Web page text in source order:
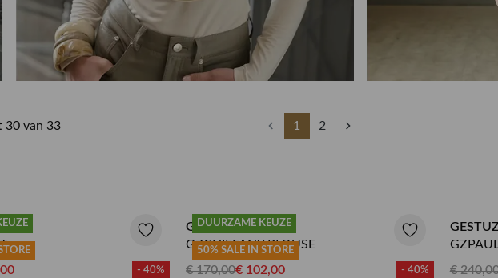
Herenkappers de Vos
30 van 33 1 2
- 40%
DUURZAME KEUZE
50% SALE IN STORE
GESTUZ BLOUSE
GZCHIFFANY BLOUSE
€ 170,00€ 102,00 - 40%
€